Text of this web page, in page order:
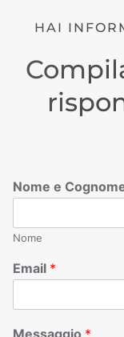
HAI
Nome e
Nome
Email *